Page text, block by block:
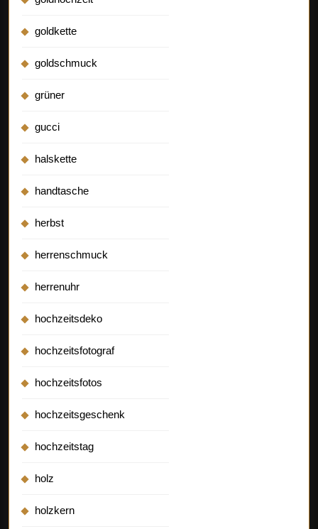
goldkette
goldschmuck
grüner
gucci
halskette
handtasche
herbst
herrenschmuck
herrenuhr
hochzeitsdeko
hochzeitsfotograf
hochzeitsfotos
hochzeitsgeschenk
hochzeitstag
holz
holzkern